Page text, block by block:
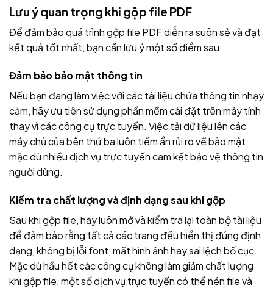
Lưu ý quan trọng khi gộp file PDF
Để đảm bảo quá trình gộp file PDF diễn ra suôn sẻ và đạt
kết quả tốt nhất, bạn cần lưu ý một số điểm sau:
Đảm bảo bảo mật thông tin
Nếu bạn đang làm việc với các tài liệu chứa thông tin nhạy
cảm, hãy ưu tiên sử dụng phần mềm cài đặt trên máy tính
thay vì các công cụ trực tuyến. Việc tải dữ liệu lên các
máy chủ của bên thứ ba luôn tiềm ẩn rủi ro về bảo mật,
mặc dù nhiều dịch vụ trực tuyến cam kết bảo vệ thông tin
người dùng.
Kiểm tra chất lượng và định dạng sau khi gộp
Sau khi gộp file, hãy luôn mở và kiểm tra lại toàn bộ tài liệu
để đảm bảo rằng tất cả các trang đều hiển thị đúng định
dạng, không bị lỗi font, mất hình ảnh hay sai lệch bố cục.
Mặc dù hầu hết các công cụ không làm giảm chất lượng
khi gộp file, một số dịch vụ trực tuyến có thể nén file và